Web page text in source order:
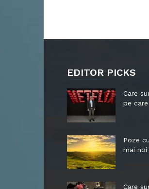
EDITOR PICKS
Care
pe
Poze
mai
Care